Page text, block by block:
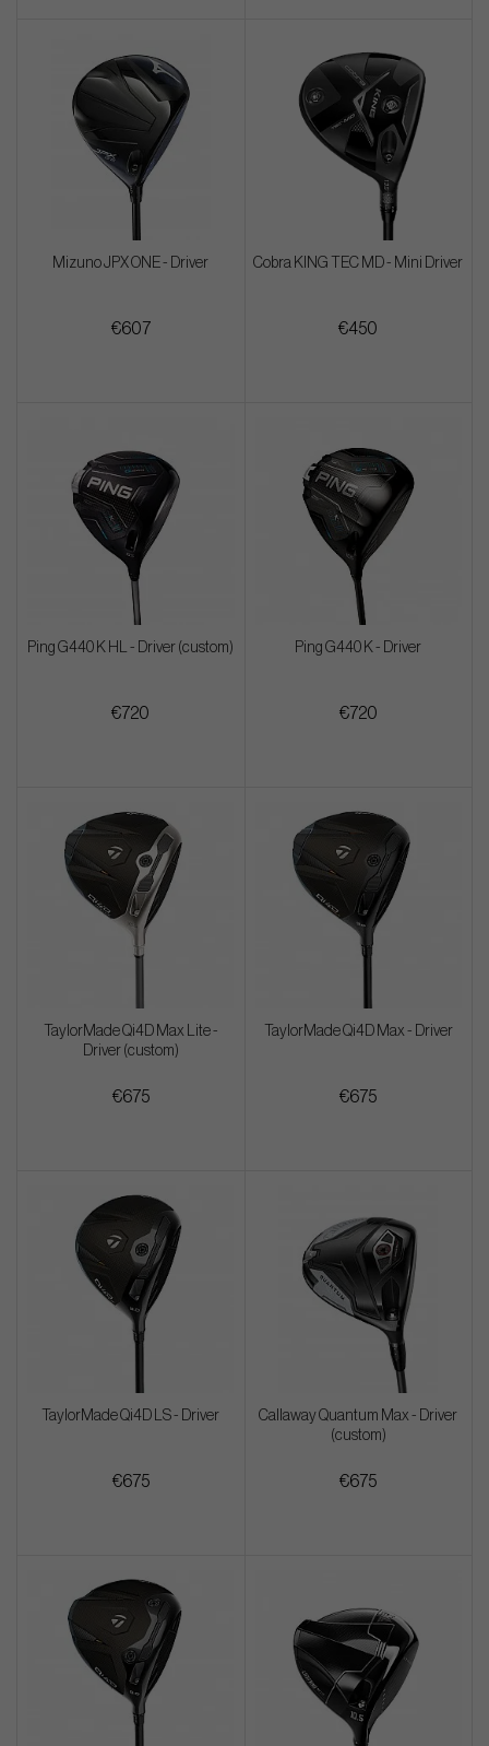
Mizuno JPX ONE - Driver
€607
Cobra KING TEC MD - Mini Driver
€450
Ping G440 K HL - Driver (custom)
€720
Ping G440 K - Driver
€720
TaylorMade Qi4D Max Lite -
Driver (custom)
€675
TaylorMade Qi4D Max - Driver
€675
TaylorMade Qi4D LS - Driver
€675
Callaway Quantum Max - Driver
(custom)
€675